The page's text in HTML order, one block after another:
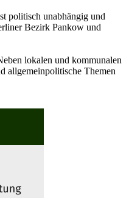
politisch unabhängig und
Bezirk Pankow und
lokalen und kommunalen
allgemeinpolitische Themen